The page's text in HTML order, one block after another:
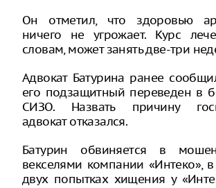
Он отметил, что здоровью
ничего не угрожает. Курс
словам, может занять две-три
Адвокат Батурина ранее
его подзащитный переведен в
СИЗО. Назвать причину
адвокат отказался.
Батурин обвиняется в
векселями компании «Интеко», в
двух попытках хищения у